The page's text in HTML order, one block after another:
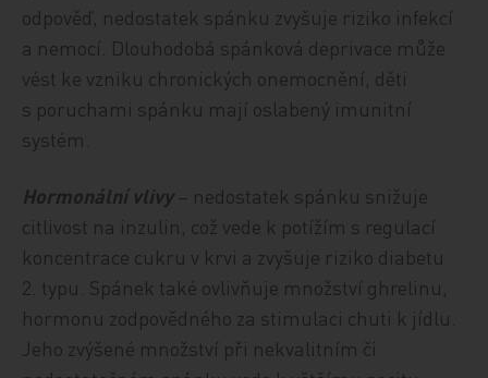
odpověď, nedostatek spánku zvyšuje riziko infekcí
a nemocí. Dlouhodobá spánková deprivace může
vést ke vzniku chronických onemocnění, děti
s poruchami spánku mají oslabený imunitní
systém.
Hormonální vlivy– nedostatek spánku snižuje
citlivost na inzulin, což vede k potížím s regulací
koncentrace cukru v krvi a zvyšuje riziko diabetu
2. typu. Spánek také ovlivňuje množství ghrelinu,
hormonu zodpovědného za stimulaci chuti k jídlu.
Jeho zvýšené množství při nekvalitním či